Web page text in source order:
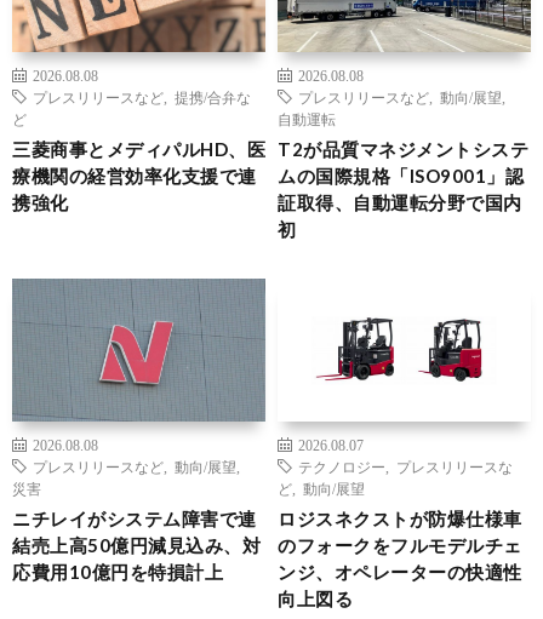
2026.08.08
プレスリリースなど
提携/合弁な
ど
三菱商事とメディパルHD、医
療機関の経営効率化支援で連
携強化
2026.08.08
プレスリリースなど
動向/展望
自動運転
T2が品質マネジメントシステ
ムの国際規格「ISO9001」認
証取得、自動運転分野で国内
初
2026.08.08
プレスリリースなど
動向/展望
災害
ニチレイがシステム障害で連
結売上高50億円減見込み、対
応費用10億円を特損計上
2026.08.07
テクノロジー
プレスリリースな
ど
動向/展望
ロジスネクストが防爆仕様車
のフォークをフルモデルチェ
ンジ、オペレーターの快適性
向上図る